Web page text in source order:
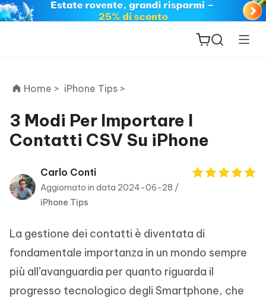
ReiBoot
PDNob
PDF
iAnyGo
Home > iPhone Tips >
3 Modi Per Importare I
Contatti CSV Su iPhone
Carlo Conti
Aggiornato in data 2024-06-28 /
iPhone Tips
La gestione dei contatti è diventata di
fondamentale importanza in un mondo sempre
più all’avanguardia per quanto riguarda il
progresso tecnologico degli Smartphone, che